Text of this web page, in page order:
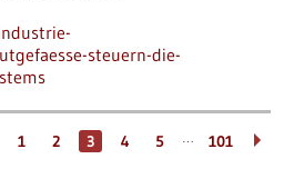
steuern-die-
1 2 3 4 5 … 101